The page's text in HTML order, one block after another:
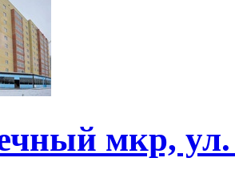
мкр, ул.